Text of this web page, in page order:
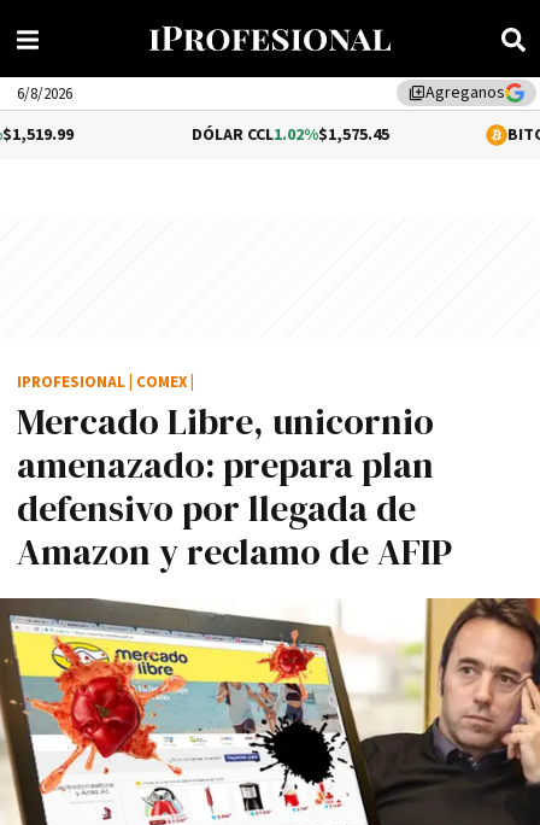
library_addAgreganos
6/8/2026
1.02%$1,575.45 0.2%
Mercado Libre, unicornio
amenazado: prepara plan
defensivo por llegada de
Amazon y reclamo de AFIP
IPROFESIONAL COMEX